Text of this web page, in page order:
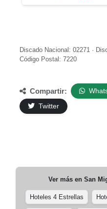
Discado Nacional: 02271 ·
Código Postal: 7220
Compartir:
Twitter
Ver más en San
Hoteles 4 Estrellas